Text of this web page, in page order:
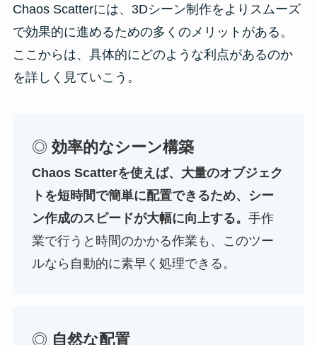
Chaos Scatterには、3Dシーン制作をよりスムーズ
で効果的に進めるための多くのメリットがある。
ここからは、具体的にどのような利点があるのか
を詳しく見ていこう。
◎ 効率的なシーン構築
Chaos Scatterを使えば、大量のオブジェク
トを短時間で簡単に配置できるため、シー
ン作成のスピードが大幅に向上する。 手作
業で行うと時間のかかる作業も、このツー
ルなら自動的に素早く処理できる。
◎ 自然な配置